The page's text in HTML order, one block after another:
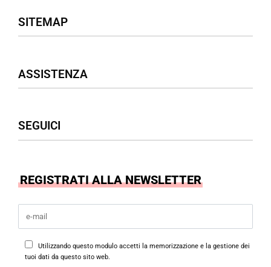
SITEMAP
Donna
Borse
ASSISTENZA
Termini & Condizioni
SEGUICI
Instagram
REGISTRATI ALLA NEWSLETTER
Utilizzando questo modulo accetti la memorizzazione e la gestione dei
tuoi dati da questo sito web.